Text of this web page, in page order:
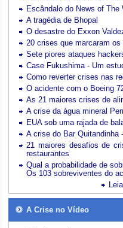
Escândalo do News of The
A tragédia de Bhopal
O desastre do Exxon
20 crises que marcaram
Sete piores ataques
Case Fukushima - Um
Como reverter crises nas
O acidente com o Boeing
As 21 maiores crises de
A crise da água mineral
EUA sob uma rajada de
A crise do Bar Quitandinha
21 maiores desafios de
restaurantes
Qual a probabilidade de
Os 103 sobreviventes do
A Crise no Vídeo